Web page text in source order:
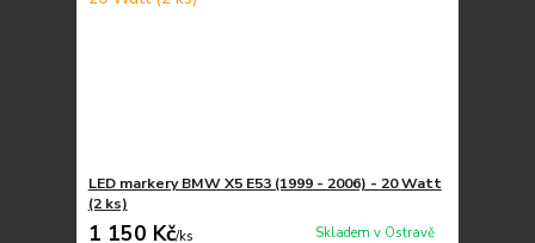
LED markery BMW X5 E53 (1999 - 2006) - 20 Watt
(2 ks)
1 150 Kč/ks
Skladem v Ostravě